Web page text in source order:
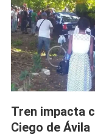
Tren impacta
Ciego de Ávila